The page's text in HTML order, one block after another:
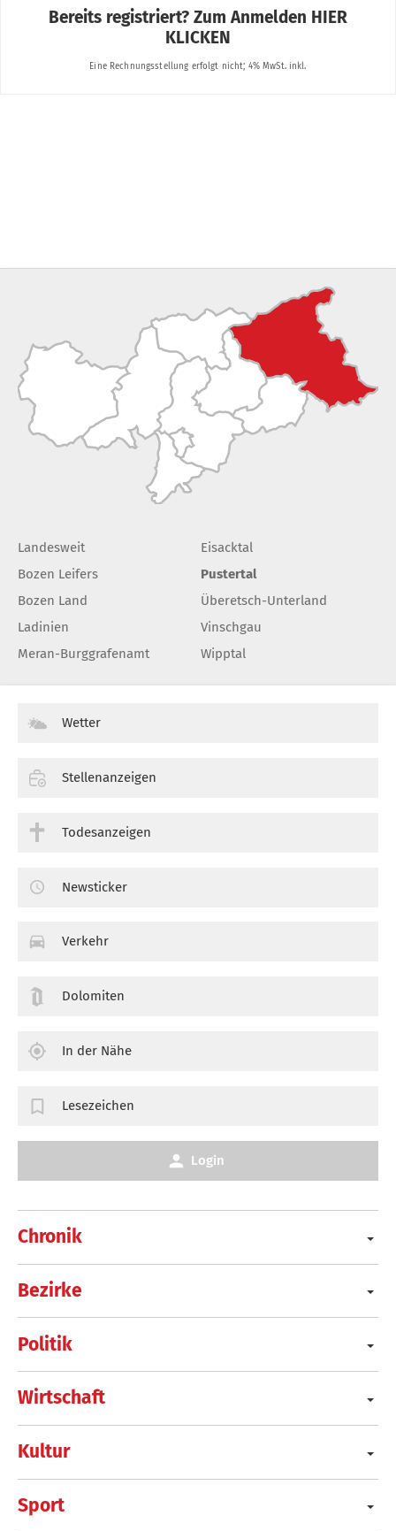
Landesweit
Bozen Leifers
Bozen Land
Ladinien
Meran-Burggrafenamt
Eisacktal
Pustertal
Überetsch-Unterland
Vinschgau
Wipptal
Chronik
Bezirke
Politik
Wirtschaft
Kultur
Sport
Wetter
Stellenanzeigen
Todesanzeigen
Newsticker
Verkehr
Dolomiten
In der Nähe
Lesezeichen
Login